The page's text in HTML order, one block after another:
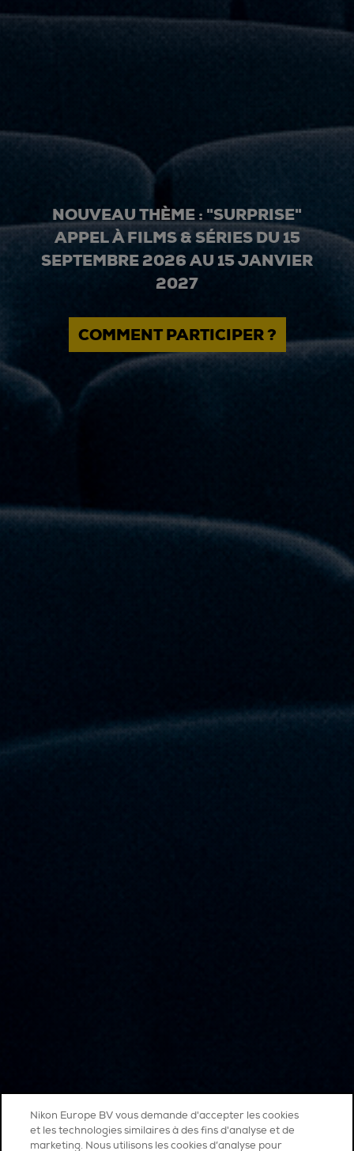
NOUVEAU THÈME : "SURPRISE"
APPEL À FILMS & SÉRIES DU 15
SEPTEMBRE 2026 AU 15 JANVIER
2027
COMMENT PARTICIPER ?
Nikon Europe BV vous demande d'accepter les cookies
et les technologies similaires à des fins d'analyse et de
marketing. Nous utilisons les cookies d’analyse pour